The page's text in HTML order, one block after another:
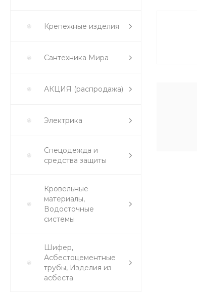
Крепежные изделия
Сантехника Мира
АКЦИЯ (распродажа)
Электрика
Спецодежда и
средства защиты
Кровельные
материалы,
Водосточные
системы
Шифер,
Асбестоцементные
трубы, Изделия из
асбеста